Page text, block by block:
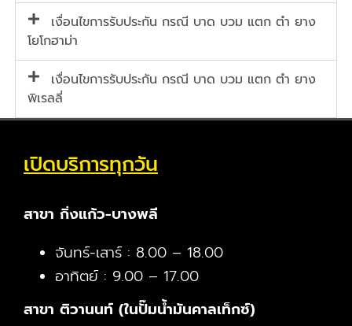
เงื่อนไขการรับประกัน กรณี บาด บวม แตก ตำ ยาง
โยโกฮาม่า
เงื่อนไขการรับประกัน กรณี บาด บวม แตก ตำ ยาง
พิเรลลี่
เปิดบริการทุกวัน
สาขา กิ่งแก้ว-บางพลี
จันทร์-เสาร์ : 8.00 – 18.00
อาทิตย์ : 9.00 – 17.00
สาขา ติวานนท์ (ในปั๊มน้ำมันคาลเท็กซ์)